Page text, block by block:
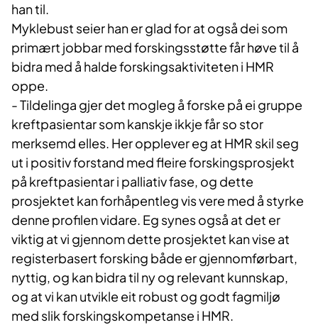
han til.
Myklebust seier han er glad for at også dei som
primært jobbar med forskingsstøtte får høve til å
bidra med å halde forskingsaktiviteten i HMR
oppe.
- Tildelinga gjer det mogleg å forske på ei gruppe
kreftpasientar som kanskje ikkje får so stor
merksemd elles. Her opplever eg at HMR skil seg
ut i positiv forstand med fleire forskingsprosjekt
på kreftpasientar i palliativ fase, og dette
prosjektet kan forhåpentleg vis vere med å styrke
denne profilen vidare. Eg synes også at det er
viktig at vi gjennom dette prosjektet kan vise at
registerbasert forsking både er gjennomførbart,
nyttig, og kan bidra til ny og relevant kunnskap,
og at vi kan utvikle eit robust og godt fagmiljø
med slik forskingskompetanse i HMR.